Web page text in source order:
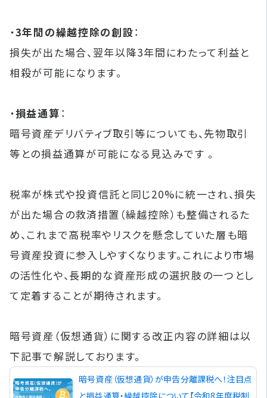
・3年間の繰越控除の創設：
損失が出た場合、翌年以降3年間にわたって利益と
相殺が可能になります。
・損益通算 ：
暗号資産デリバティブ取引等についても、先物取引
等との損益通算が可能になる見込みです 。
税率が株式や投資信託と同じ20%に統一され、損失
が出た場合の救済措置（繰越控除）も整備されるた
め、これまで高税率やリスクを懸念していた層も暗
号資産投資に参入しやすくなります。これにより市場
の活性化や、長期的な資産形成の選択肢の一つとし
て定着することが期待されます。
暗号資産（仮想通貨）に関する改正内容の詳細は以
下記事で解説しております。
暗号資産（仮想通貨）が申告分離課税へ！注目点